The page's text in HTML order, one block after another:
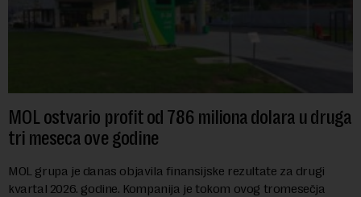
MOL ostvario profit od 786 miliona dolara u druga
tri meseca ove godine
MOL grupa je danas objavila finansijske rezultate za drugi
kvartal 2026. godine. Kompanija je tokom ovog tromesečja